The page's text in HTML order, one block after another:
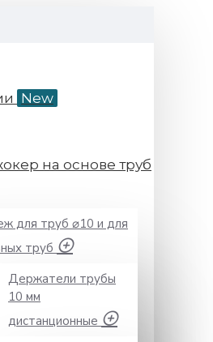
New
на основе труб
для труб ⌀10 и для
труб
Держатели трубы
10 мм
дистанционные